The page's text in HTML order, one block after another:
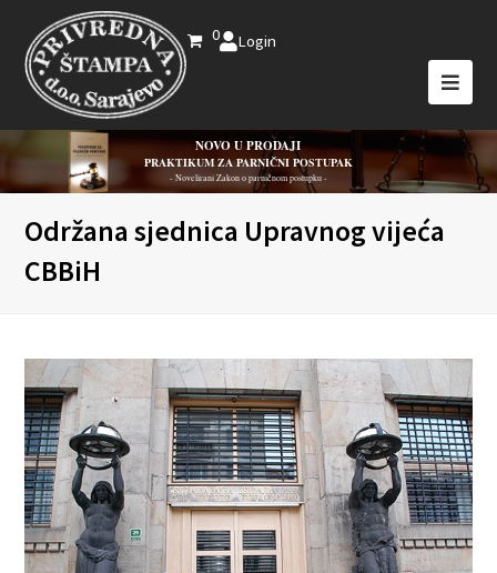
0 Login
NOVO U PRODAJI
PRAKTIKUM ZA PARNIČNI POSTUPAK
- Novelirani Zakon o parničnom postupku -
Održana sjednica Upravnog vijeća
CBBiH